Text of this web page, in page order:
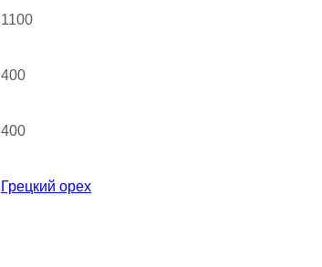
1100
400
400
Грецкий орех